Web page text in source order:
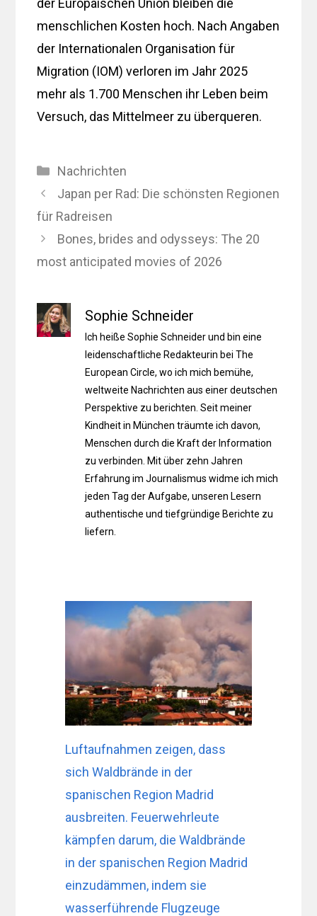
menschlichen Kosten hoch. Nach Angaben
der Internationalen Organisation für
Migration (IOM) verloren im Jahr 2025
mehr als 1.700 Menschen ihr Leben beim
Versuch, das Mittelmeer zu überqueren.
Kategorien
Nachrichten
Japan per Rad: Die schönsten Regionen
für Radreisen
Bones, brides and odysseys: The 20
most anticipated movies of 2026
Sophie Schneider
Ich heiße Sophie Schneider und bin eine
leidenschaftliche Redakteurin bei The
European Circle, wo ich mich bemühe,
weltweite Nachrichten aus einer deutschen
Perspektive zu berichten. Seit meiner
Kindheit in München träumte ich davon,
Menschen durch die Kraft der Information
zu verbinden. Mit über zehn Jahren
Erfahrung im Journalismus widme ich mich
jeden Tag der Aufgabe, unseren Lesern
authentische und tiefgründige Berichte zu
liefern.
Luftaufnahmen zeigen, dass
sich Waldbrände in der
spanischen Region Madrid
ausbreiten. Feuerwehrleute
kämpfen darum, die Waldbrände
in der spanischen Region Madrid
einzudämmen, indem sie
wasserführende Flugzeuge